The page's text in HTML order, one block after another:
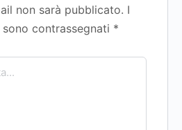
non sarà pubblicato. I
contrassegnati *